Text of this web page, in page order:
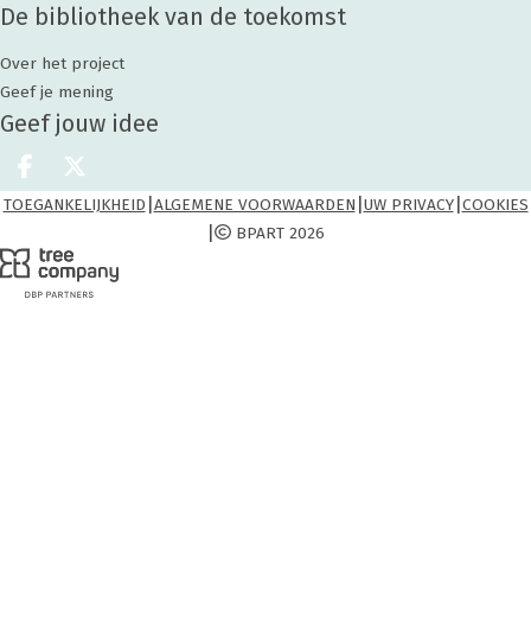
De bibliotheek van de toekomst
Over het project
Geef je mening
Geef jouw idee
Deel op facebook
Deel op X
TOEGANKELIJKHEID ALGEMENE VOORWAARDEN UW PRIVACY| COOKIES
| BPART 2026